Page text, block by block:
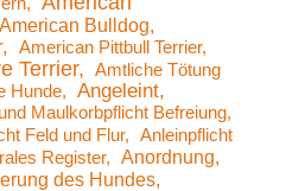
American Bulldog
American Pittbull Terrier
Terrier
Amtliche Tötung
Hunde Angeleint
Maulkorbpflicht Befreiung
Feld und Flur
Anleinpflicht
Register
Anordnung
des Hundes